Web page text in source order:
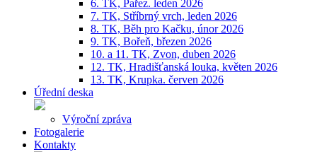
6. TK, Pařez. leden 2026
7. TK, Stříbrný vrch, leden 2026
8. TK, Běh pro Kačku, únor 2026
9. TK, Bořeň, březen 2026
10. a 11. TK, Zvon, duben 2026
12. TK, Hradišťanská louka, květen 2026
13. TK, Krupka. červen 2026
Úřední deska
Výroční zpráva
Fotogalerie
Kontakty